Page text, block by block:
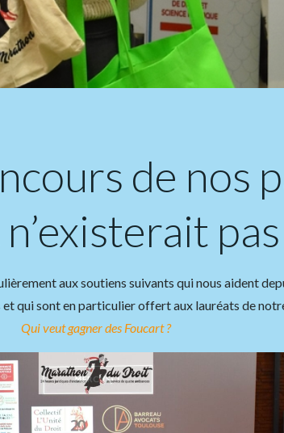
de nos
aux soutiens suivants qui nous aident
qui sont en particulier offert aux lauréats de
Qui veut gagner des Foucart ?